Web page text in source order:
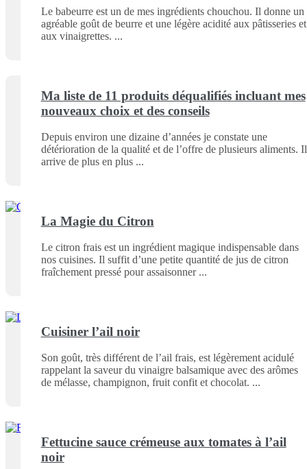
Le babeurre est un de mes ingrédients chouchou. Il donne un
agréable goût de beurre et une légère acidité aux pâtisseries et
aux vinaigrettes.
Ma liste de 11 produits déqualifiés incluant mes
nouveaux choix et des conseils
Depuis environ une dizaine d’années je constate une
détérioration de la qualité et de l’offre de plusieurs aliments. Il
arrive de plus en plus
La Magie du Citron
Le citron frais est un ingrédient magique indispensable dans
nos cuisines. Il suffit d’une petite quantité de jus de citron
fraîchement pressé pour assaisonner
Cuisiner l’ail noir
Son goût, très différent de l’ail frais, est légèrement acidulé
rappelant la saveur du vinaigre balsamique avec des arômes
de mélasse, champignon, fruit confit et chocolat.
Fettucine sauce crémeuse aux tomates à l’ail
noir